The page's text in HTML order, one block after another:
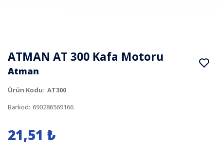
ATMAN AT 300 Kafa Motoru
Atman
Ürün Kodu: AT300
Barkod: 690286569166
21,51 ₺